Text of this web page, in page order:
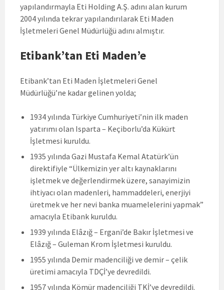
yapılandırmayla Eti Holding A.Ş. adını alan kurum
2004 yılında tekrar yapılandırılarak Eti Maden
İşletmeleri Genel Müdürlüğü adını almıştır.
Etibank’tan Eti Maden’e
Etibank’tan Eti Maden İşletmeleri Genel
Müdürlüğü’ne kadar gelinen yolda;
1934 yılında Türkiye Cumhuriyeti’nin ilk maden
yatırımı olan Isparta – Keçiborlu’da Kükürt
İşletmesi kuruldu.
1935 yılında Gazi Mustafa Kemal Atatürk’ün
direktifiyle “Ülkemizin yer altı kaynaklarını
işletmek ve değerlendirmek üzere, sanayimizin
ihtiyacı olan madenleri, hammaddeleri, enerjiyi
üretmek ve her nevi banka muamelelerini yapmak”
amacıyla Etibank kuruldu.
1939 yılında Elâzığ – Ergani’de Bakır İşletmesi ve
Elâzığ – Guleman Krom İşletmesi kuruldu.
1955 yılında Demir madenciliği ve demir – çelik
üretimi amacıyla TDÇİ’ye devredildi.
1957 yılında Kömür madenciliği TKİ’ye devredildi.